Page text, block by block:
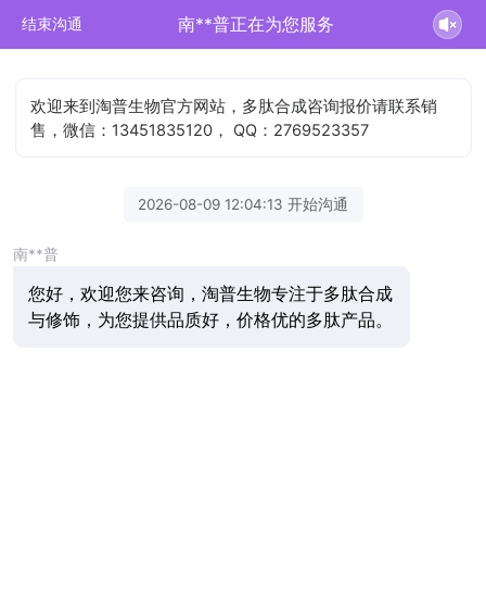
结束沟通 南**普正在为您服务
欢迎来到淘普生物官方网站，多肽合成咨询报价请联系销
售，微信：13451835120， QQ：2769523357
2026-08-09 12:04:13 开始沟通
南**普
您好，欢迎您来咨询，淘普生物专注于多肽合成
与修饰，为您提供品质好，价格优的多肽产品。